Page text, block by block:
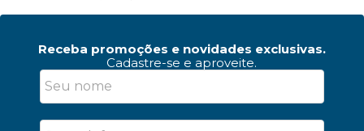
Receba promoções e novidades exclusivas.
Cadastre-se e aproveite.